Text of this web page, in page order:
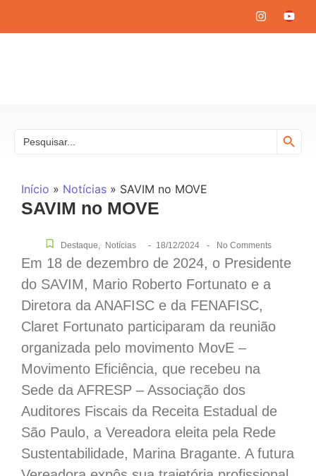
for:
Início » Notícias » SAVIM no MOVE
SAVIM no MOVE
Destaque, Notícias - 18/12/2024 - No Comments
Em 18 de dezembro de 2024, o Presidente
do SAVIM, Mario Roberto Fortunato e a
Diretora da ANAFISC e da FENAFISC,
Claret Fortunato participaram da reunião
organizada pelo movimento MovE –
Movimento Eficiência, que recebeu na
Sede da AFRESP – Associação dos
Auditores Fiscais da Receita Estadual de
São Paulo, a Vereadora eleita pela Rede
Sustentabilidade, Marina Bragante. A futura